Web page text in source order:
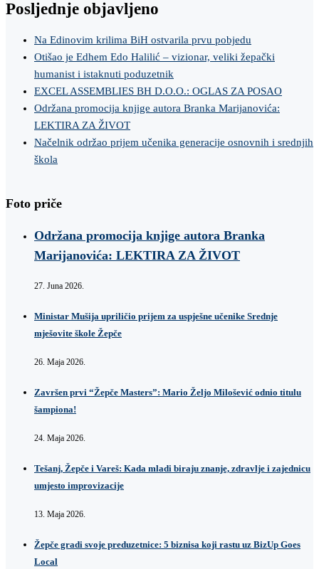
Posljednje objavljeno
Na Edinovim krilima BiH ostvarila prvu pobjedu
Otišao je Edhem Edo Halilić – vizionar, veliki žepački
humanist i istaknuti poduzetnik
EXCEL ASSEMBLIES BH D.O.O.: OGLAS ZA POSAO
Održana promocija knjige autora Branka Marijanovića:
LEKTIRA ZA ŽIVOT
Načelnik održao prijem učenika generacije osnovnih i srednjih
škola
Foto priče
Održana promocija knjige autora Branka
Marijanovića: LEKTIRA ZA ŽIVOT
27. Juna 2026.
Ministar Mušija upriličio prijem za uspješne učenike Srednje
mješovite škole Žepče
26. Maja 2026.
Završen prvi “Žepče Masters”: Mario Željo Milošević odnio titulu
šampiona!
24. Maja 2026.
Tešanj, Žepče i Vareš: Kada mladi biraju znanje, zdravlje i zajednicu
umjesto improvizacije
13. Maja 2026.
Žepče gradi svoje preduzetnice: 5 biznisa koji rastu uz BizUp Goes
Local